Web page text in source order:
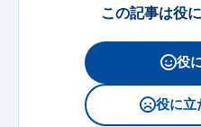
この記事は役
役
役に立